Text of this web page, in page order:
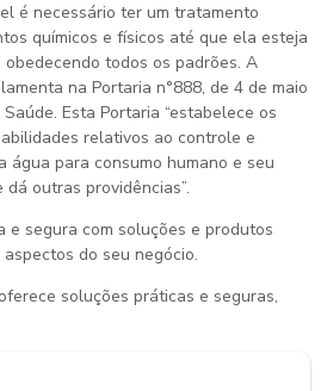
é necessário ter um tratamento
químicos e físicos até que ela esteja
todos os padrões. A
na Portaria n°888, de 4 de maio
Esta Portaria “estabelece os
relativos ao controle e
água para consumo humano e seu
outras providências”.
e segura com soluções e produtos
do seu negócio.
soluções práticas e seguras,